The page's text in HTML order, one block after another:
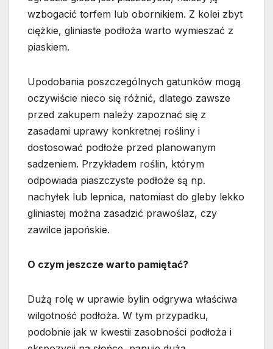
wzbogacić torfem lub obornikiem. Z kolei zbyt
ciężkie, gliniaste podłoża warto wymieszać z
piaskiem.
Upodobania poszczególnych gatunków mogą
oczywiście nieco się różnić, dlatego zawsze
przed zakupem należy zapoznać się z
zasadami uprawy konkretnej rośliny i
dostosować podłoże przed planowanym
sadzeniem. Przykładem roślin, którym
odpowiada piaszczyste podłoże są np.
nachyłek lub lepnica, natomiast do gleby lekko
gliniastej można zasadzić prawoślaz, czy
zawilce japońskie.
O czym jeszcze warto pamiętać?
Dużą rolę w uprawie bylin odgrywa właściwa
wilgotność podłoża. W tym przypadku,
podobnie jak w kwestii zasobności podłoża i